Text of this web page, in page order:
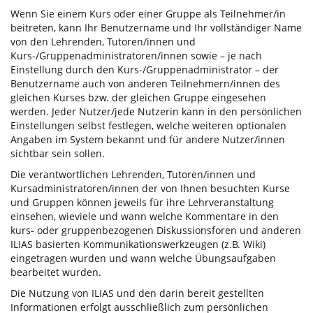
Wenn Sie einem Kurs oder einer Gruppe als Teilnehmer/in
beitreten, kann Ihr Benutzername und Ihr vollständiger Name
von den Lehrenden, Tutoren/innen und
Kurs-/Gruppenadministratoren/innen sowie – je nach
Einstellung durch den Kurs-/Gruppenadministrator – der
Benutzername auch von anderen Teilnehmern/innen des
gleichen Kurses bzw. der gleichen Gruppe eingesehen
werden. Jeder Nutzer/jede Nutzerin kann in den persönlichen
Einstellungen selbst festlegen, welche weiteren optionalen
Angaben im System bekannt und für andere Nutzer/innen
sichtbar sein sollen.
Die verantwortlichen Lehrenden, Tutoren/innen und
Kursadministratoren/innen der von Ihnen besuchten Kurse
und Gruppen können jeweils für ihre Lehrveranstaltung
einsehen, wieviele und wann welche Kommentare in den
kurs- oder gruppenbezogenen Diskussionsforen und anderen
ILIAS basierten Kommunikationswerkzeugen (z.B. Wiki)
eingetragen wurden und wann welche Übungsaufgaben
bearbeitet wurden.
Die Nutzung von ILIAS und den darin bereit gestellten
Informationen erfolgt ausschließlich zum persönlichen